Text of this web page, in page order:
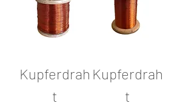
Kupferdrah
t
Kupferdrah
t